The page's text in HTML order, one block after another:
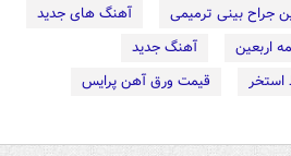
جراح بینی ترمیمی
آهنگ های جدید
اربعین
آهنگ جدید
استخر
قیمت ورق آهن پرایس